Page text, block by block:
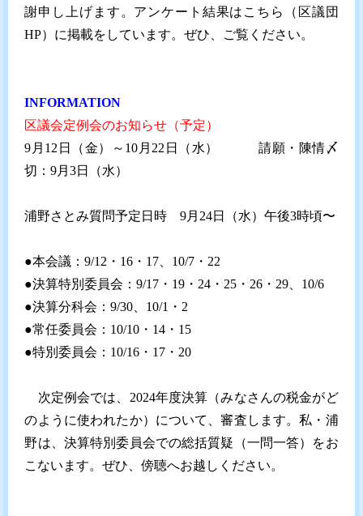
謝申し上げます。アンケート結果は こちら
（区議団
HP）に掲載をしています。ぜひ、ご覧ください。
INFORMATION
区議会定例会のお知らせ（予定）
9月12日（金）～10月22日（水） 請願・陳情〆
切：9月3日（水）
浦野さとみ質問予定日時 9月24日（水）午後3時頃〜
●本会議：9/12・16・17、10/7・22
●決算特別委員会：9/17・19・24・25・26・29、10/6
●決算分科会：9/30、10/1・2
●常任委員会：10/10・14・15
●特別委員会：10/16・17・20
次定例会では、2024年度決算（みなさんの税金がど
のように使われたか）について、審査します。私・浦
野は、決算特別委員会での総括質疑（一問一答）をお
こないます。ぜひ、傍聴へお越しください。